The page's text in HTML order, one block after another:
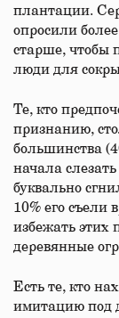
плантации.
опросили
старше, чтобы
люди для
Те, кто
признанию,
большинства
начала
буквально
10% его съели
избежать этих
деревянные
Есть те, кто
имитацию под